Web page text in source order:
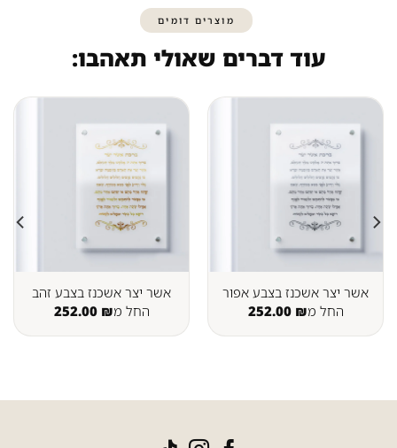
מוצרים דומים
עוד דברים שאולי תאהבו:
אשר יצר אשכנז בצבע אפור
החל מ
252.00 ₪
אשר יצר אשכנז בצבע זהב
החל מ
252.00 ₪